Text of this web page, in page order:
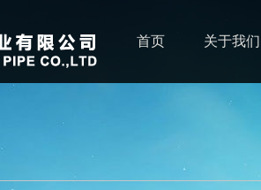
首页 关于我们